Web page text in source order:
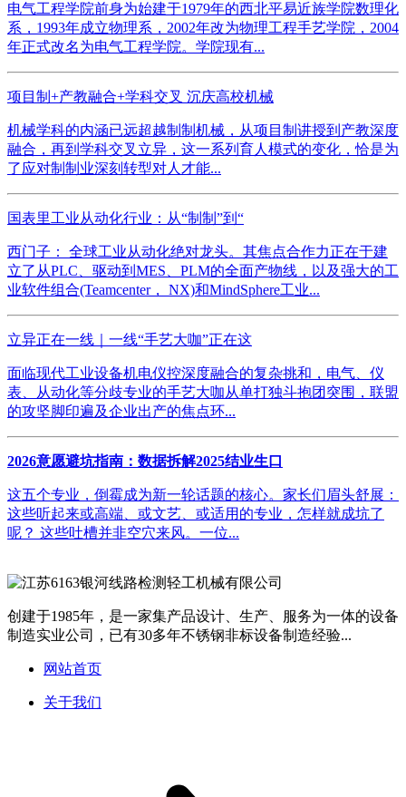
电气工程学院前身为始建于1979年的西北平易近族学院数理化
系，1993年成立物理系，2002年改为物理工程手艺学院，2004
年正式改名为电气工程学院。学院现有...
项目制+产教融合+学科交叉 沉庆高校机械
机械学科的内涵已远超越制制机械，从项目制讲授到产教深度
融合，再到学科交叉立异，这一系列育人模式的变化，恰是为
了应对制制业深刻转型对人才能...
国表里工业从动化行业：从“制制”到“
西门子： 全球工业从动化绝对龙头。其焦点合作力正在于建
立了从PLC、驱动到MES、PLM的全面产物线，以及强大的工
业软件组合(Teamcenter， NX)和MindSphere工业...
立异正在一线｜一线“手艺大咖”正在这
面临现代工业设备机电仪控深度融合的复杂挑和，电气、仪
表、从动化等分歧专业的手艺大咖从单打独斗抱团突围，联盟
的攻坚脚印遍及企业出产的焦点环...
2026意愿避坑指南：数据拆解2025结业生口
这五个专业，倒霉成为新一轮话题的核心。家长们眉头舒展：
这些听起来或高端、或文艺、或适用的专业，怎样就成坑了
呢？ 这些吐槽并非空穴来风。一位...
创建于1985年，是一家集产品设计、生产、服务为一体的设备
制造实业公司，已有30多年不锈钢非标设备制造经验...
网站首页
关于我们